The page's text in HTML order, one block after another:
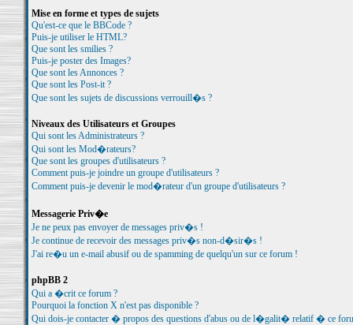
Mise en forme et types de sujets
Qu'est-ce que le BBCode ?
Puis-je utiliser le HTML?
Que sont les smilies ?
Puis-je poster des Images?
Que sont les Annonces ?
Que sont les Post-it ?
Que sont les sujets de discussions verrouill�s ?
Niveaux des Utilisateurs et Groupes
Qui sont les Administrateurs ?
Qui sont les Mod�rateurs?
Que sont les groupes d'utilisateurs ?
Comment puis-je joindre un groupe d'utilisateurs ?
Comment puis-je devenir le mod�rateur d'un groupe d'utilisateurs ?
Messagerie Priv�e
Je ne peux pas envoyer de messages priv�s !
Je continue de recevoir des messages priv�s non-d�sir�s !
J'ai re�u un e-mail abusif ou de spamming de quelqu'un sur ce forum !
phpBB 2
Qui a �crit ce forum ?
Pourquoi la fonction X n'est pas disponible ?
Qui dois-je contacter � propos des questions d'abus ou de l�galit� relatif � ce